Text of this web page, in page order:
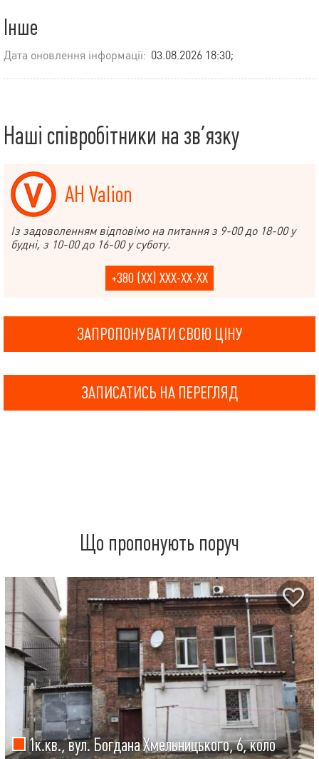
Інше
Дата оновлення інформації: 03.08.2026 18:30;
Наші співробітники на зв’язку
АН Valion
Із задоволенням відповімо на питання з 9-00 до 18-00 у
будні, з 10-00 до 16-00 у суботу.
+380 (XX) XXX-XX-XX
ЗАПРОПОНУВАТИ СВОЮ ЦІНУ
ЗАПИСАТИСЬ НА ПЕРЕГЛЯД
Що пропонують поруч
1к.кв., вул. Богдана Хмельницького, 6, коло